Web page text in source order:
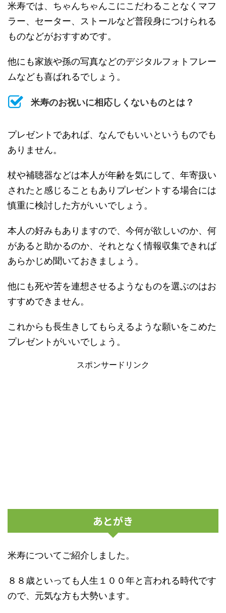
米寿では、ちゃんちゃんこにこだわることなくマフ
ラー、セーター、ストールなど普段身につけられる
ものなどがおすすめです。
他にも家族や孫の写真などのデジタルフォトフレー
ムなども喜ばれるでしょう。
米寿のお祝いに相応しくないものとは？
プレゼントであれば、なんでもいいというものでも
ありません。
杖や補聴器などは本人が年齢を気にして、年寄扱い
されたと感じることもありプレゼントする場合には
慎重に検討した方がいいでしょう。
本人の好みもありますので、今何が欲しいのか、何
があると助かるのか、それとなく情報収集できれば
あらかじめ聞いておきましょう。
他にも死や苦を連想させるようなものを選ぶのはお
すすめできません。
これからも長生きしてもらえるような願いをこめた
プレゼントがいいでしょう。
スポンサードリンク
あとがき
米寿についてご紹介しました。
８８歳といっても人生１００年と言われる時代です
ので、元気な方も大勢います。